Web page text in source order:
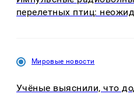
перелетных птиц:
Мировые новости
Учёные выяснили, что